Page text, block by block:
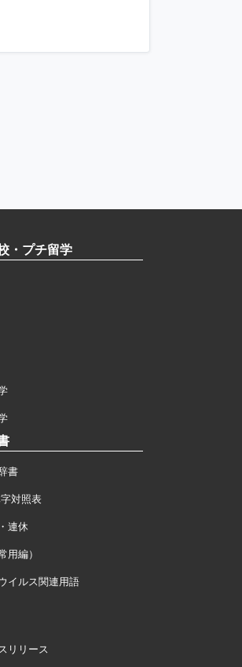
・プチ留学
書
対照表
連休
用編）
イルス関連用語
リリース